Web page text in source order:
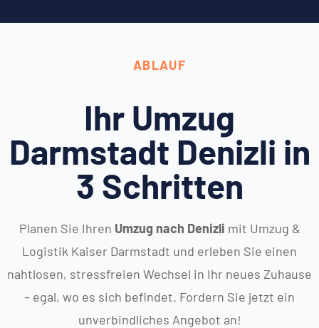
ABLAUF
Ihr Umzug
Darmstadt Denizli in
3 Schritten
Planen Sie Ihren Umzug nach Denizli mit Umzug &
Logistik Kaiser Darmstadt und erleben Sie einen
nahtlosen, stressfreien Wechsel in Ihr neues Zuhause
– egal, wo es sich befindet. Fordern Sie jetzt ein
unverbindliches Angebot an!